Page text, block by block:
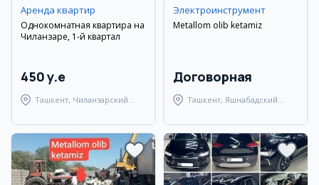
Аренда квартир
Однокомнатная квартира на
Чиланзаре, 1-й квартал
450 y.e
Ташкент, Чиланзарский
Электроинструмент
Metallom olib ketamiz
Договорная
Ташкент, Яшнабадский